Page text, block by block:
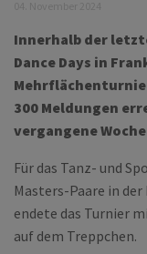
Innerhalb der
Dance Days in
300 Meldungen
vergangene
Für das Tanz- und
Masters-Paare in
endete das Turnier
auf dem Treppchen.